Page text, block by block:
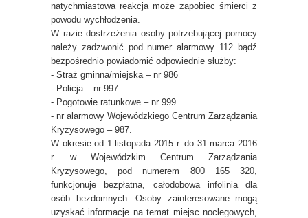
natychmiastowa reakcja może zapobiec śmierci z
powodu wychłodzenia.
W razie dostrzeżenia osoby potrzebującej pomocy
należy zadzwonić pod numer alarmowy 112 bądź
bezpośrednio powiadomić odpowiednie służby:
- Straż gminna/miejska – nr 986
- Policja – nr 997
- Pogotowie ratunkowe – nr 999
- nr alarmowy Wojewódzkiego Centrum Zarządzania
Kryzysowego – 987.
W okresie od 1 listopada 2015 r. do 31 marca 2016
r. w Wojewódzkim Centrum Zarządzania
Kryzysowego, pod numerem 800 165 320,
funkcjonuje bezpłatna, całodobowa infolinia dla
osób bezdomnych. Osoby zainteresowane mogą
uzyskać informacje na temat miejsc noclegowych,